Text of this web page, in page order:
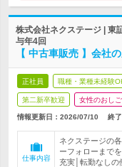
株式会社ネクステージ | 東
与年4回
【 中古車販売 】会社
正社員 職種・業種未経験
第二新卒歓迎 女性のおし
情報更新日：2026/07/10 終
仕事内容
ネクステージの
ーフォローまで
充実│転勤なしの